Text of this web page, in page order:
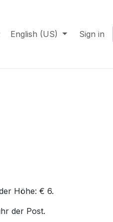
English (US) Sign in
Höhe: € 6.
der Post.